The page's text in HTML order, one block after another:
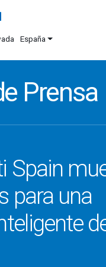
España
Prensa
Spain
para una